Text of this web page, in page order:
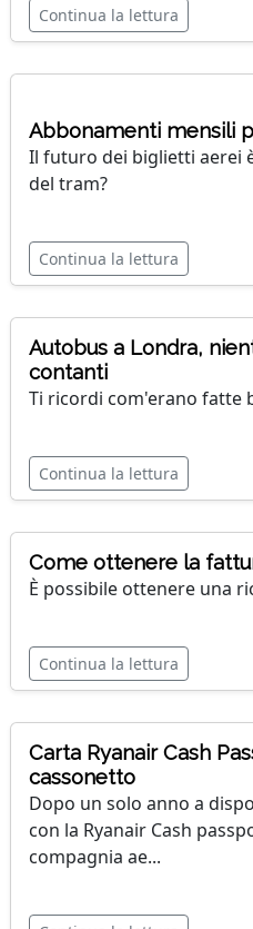
Continua la lettura
Abbonamenti mensili
Il futuro dei biglietti aerei
del tram?
Continua la lettura
Autobus a Londra,
contanti
Ti ricordi com'erano fatte
Continua la lettura
Come ottenere la
È possibile ottenere una
Continua la lettura
Carta Ryanair Cash
cassonetto
Dopo un solo anno a
con la Ryanair Cash
compagnia ae...